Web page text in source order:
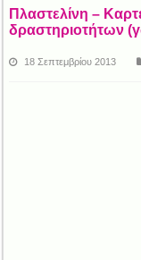
Πλαστελίνη –
δραστηριοτήτων
18 Σεπτεμβρίου 2013